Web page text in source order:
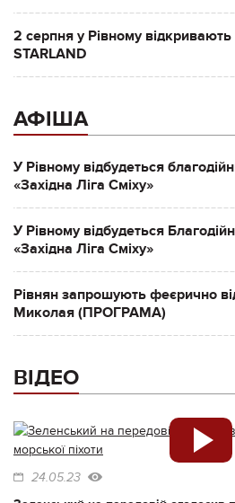
2 серпня у Рівному відкривають
STARLAND
АФІША
У Рівному відбудеться
«Західна Ліга Сміху»
У Рівному відбудеться
«Західна Ліга Сміху»
Рівнян запрошують феєрично
Миколая (ПРОГРАМА)
ВІДЕО
24.05.23